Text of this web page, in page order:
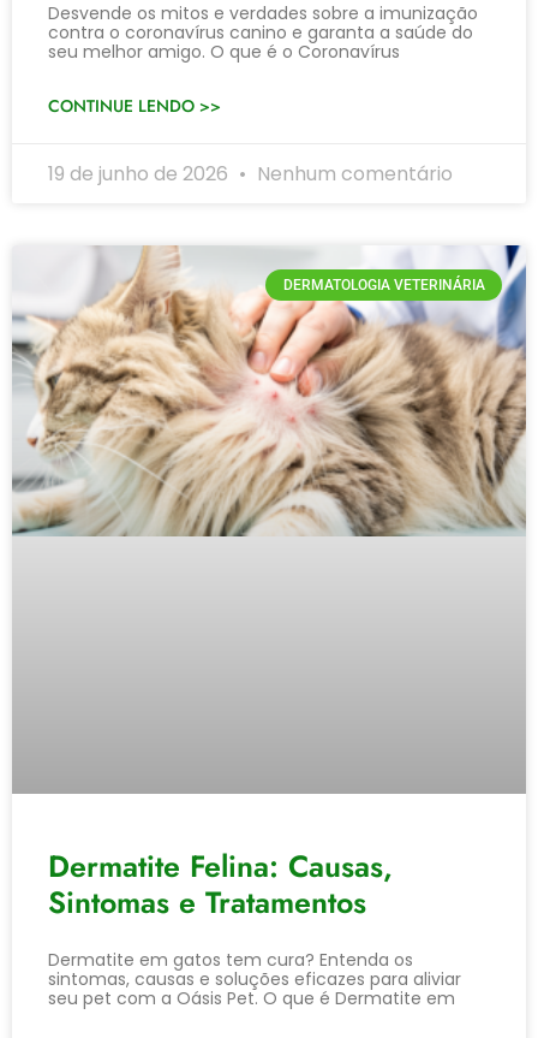
Desvende os mitos e verdades sobre a imunização
contra o coronavírus canino e garanta a saúde do
seu melhor amigo. O que é o Coronavírus
CONTINUE LENDO >>
19 de junho de 2026 Nenhum comentário
DERMATOLOGIA VETERINÁRIA
Dermatite Felina: Causas,
Sintomas e Tratamentos
Dermatite em gatos tem cura? Entenda os
sintomas, causas e soluções eficazes para aliviar
seu pet com a Oásis Pet. O que é Dermatite em